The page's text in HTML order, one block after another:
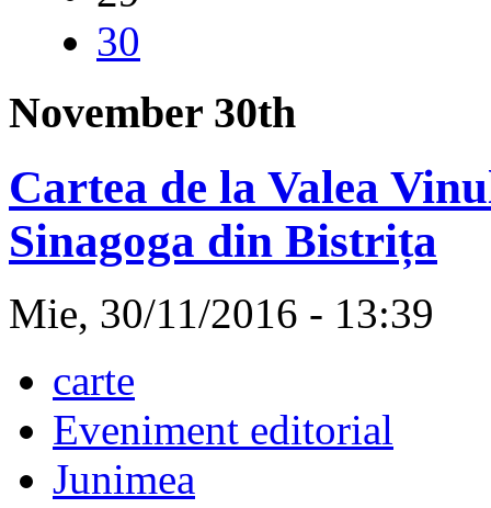
30
November 30th
Cartea de la Valea
Sinagoga din Bistrița
Mie, 30/11/2016 - 13:39
carte
Eveniment editorial
Junimea